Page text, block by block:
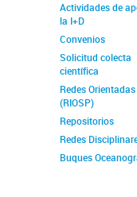
Actividades de
la I+D
Convenios
Solicitud colecta
científica
Redes Orientadas
(RIOSP)
Repositorios
Redes
Buques